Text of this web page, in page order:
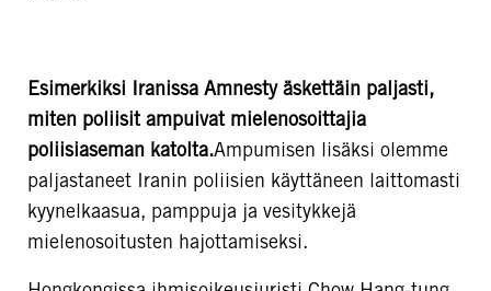
Esimerkiksi Iranissa Amnesty äskettäin paljasti,
miten poliisit ampuivat mielenosoittajia
poliisiaseman katolta.Ampumisen lisäksi olemme
paljastaneet Iranin poliisien käyttäneen laittomasti
kyynelkaasua, pamppuja ja vesitykkejä
mielenosoitusten hajottamiseksi.